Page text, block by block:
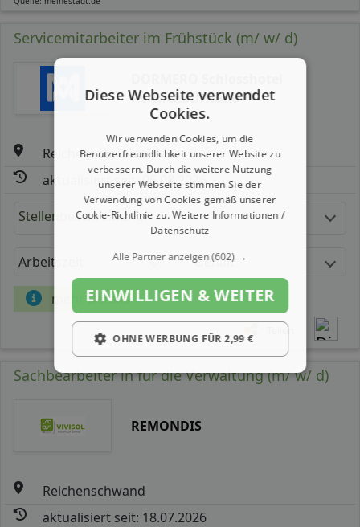
Servicemitarbeiter im Frühstück (m/ w/ d)
Reichenschwand
Reichenschwand
aktualisiert seit: 06.08.2026
Stellenbeschreibung:
Arbeitszeit Gehalt
mehr Details
Teilen
Sachbearbeiter in für die Verwaltung (m/ w/ d)
REMONDIS
Reichenschwand
aktualisiert seit: 18.07.2026
Diese Webseite verwendet
Cookies.
Wir verwenden Cookies, um die
Benutzerfreundlichkeit unserer Website zu
verbessern. Durch die weitere Nutzung
unserer Webseite stimmen Sie der
Verwendung von Cookies gemäß unserer
Cookie-Richtlinie zu.Weitere Informationen /
Datenschutz
Alle Partner anzeigen(602) →
EINWILLIGEN & WEITER
OHNE WERBUNG FÜR 2,99 €